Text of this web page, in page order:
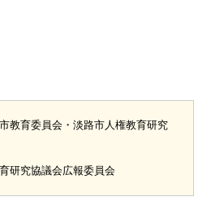
教育委員会・淡路市人権教育研究
研究協議会広報委員会